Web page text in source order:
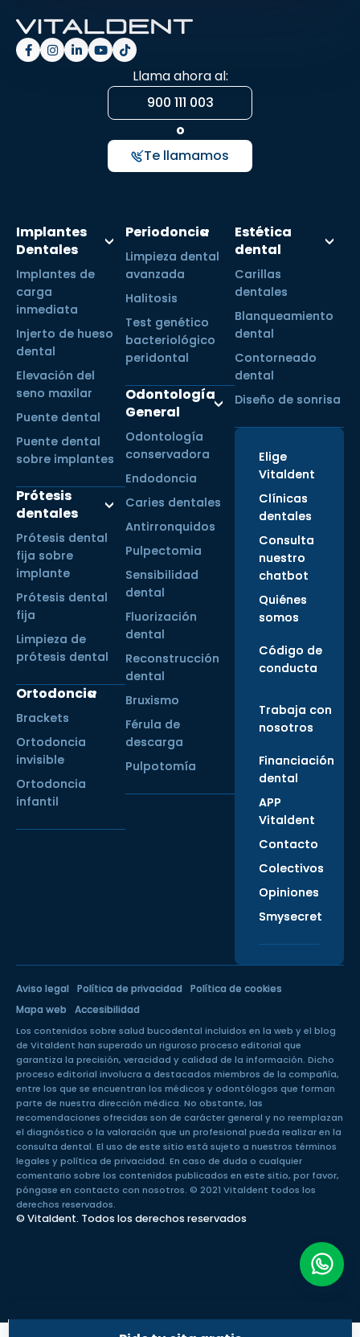
Llama ahora al:
900 111 003
o
Te llamamos
Implantes
Dentales
Implantes de
carga
inmediata
Injerto de hueso
dental
Elevación del
seno maxilar
Puente dental
Puente dental
sobre implantes
Prótesis
dentales
Prótesis dental
fija sobre
implante
Prótesis dental
fija
Limpieza de
prótesis dental
Ortodoncia
Brackets
Ortodoncia
invisible
Ortodoncia
infantil
Periodoncia
Limpieza dental
avanzada
Halitosis
Test genético
bacteriológico
peridontal
Odontología
General
Odontología
conservadora
Endodoncia
Caries dentales
Antirronquidos
Pulpectomia
Sensibilidad
dental
Fluorización
dental
Reconstrucción
dental
Bruxismo
Férula de
descarga
Pulpotomía
Estética
dental
Carillas
dentales
Blanqueamiento
dental
Contorneado
dental
Diseño de sonrisa
Elige
Vitaldent
Clínicas
dentales
Consulta
nuestro
chatbot
Quiénes
somos
Código de
conducta
Trabaja con
nosotros
Financiación
dental
APP
Vitaldent
Contacto
Colectivos
Opiniones
Smysecret
Aviso legal Política de privacidad
Política de cookies
Mapa web
Accesibilidad
Los contenidos sobre salud bucodental incluidos en la web y el blog
de Vitaldent han superado un riguroso proceso editorial que
garantiza la precisión, veracidad y calidad de la información. Dicho
proceso editorial involucra a destacados miembros de la compañía,
entre los que se encuentran los médicos y odontólogos que forman
parte de nuestra dirección médica. No obstante, las
recomendaciones ofrecidas son de carácter general y no reemplazan
el diagnóstico o la valoración que un profesional pueda realizar en la
consulta dental. El uso de este sitio está sujeto a nuestros términos
legales y política de privacidad. En caso de duda o cualquier
comentario sobre los contenidos publicados en este sitio, por favor,
póngase en contacto con nosotros. © 2021 Vitaldent todos los
derechos reservados.
© Vitaldent. Todos los derechos reservados